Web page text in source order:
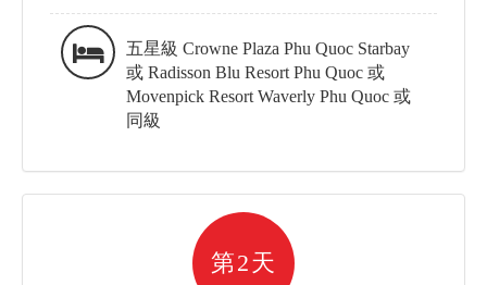
五星級 Crowne Plaza Phu Quoc Starbay
或 Radisson Blu Resort Phu Quoc 或
Movenpick Resort Waverly Phu Quoc 或
同級
第2天